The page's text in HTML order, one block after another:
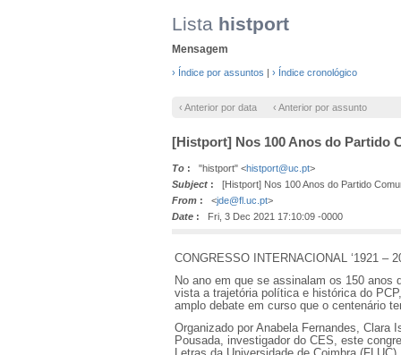
Lista histport
Mensagem
› Índice por assuntos | › Índice cronológico
‹ Anterior por data ‹ Anterior por assunto
[Histport] Nos 100 Anos do Partido
To : "histport" <histport@uc.pt>
Subject : [Histport] Nos 100 Anos do Partido
From : <jde@fl.uc.pt>
Date : Fri, 3 Dec 2021 17:10:09 -0000
CONGRESSO INTERNACIONAL ‘1921 –
No ano em que se assinalam os 150
vista a trajetória política e histórica do
amplo debate em curso que o centenário
Organizado por Anabela Fernandes,
Pousada, investigador do CES, este